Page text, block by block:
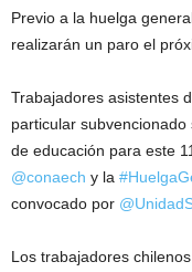
Previo a la huelga
realizarán un paro el
Trabajadores asistentes
particular
de educación para este
@conaech y la
convocado por
Los trabajadores